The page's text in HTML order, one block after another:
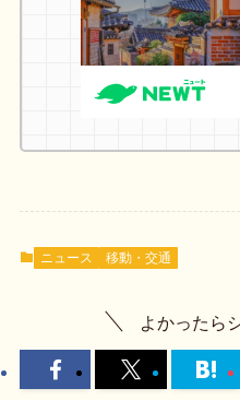
ニュース 移動・交通
よかったら